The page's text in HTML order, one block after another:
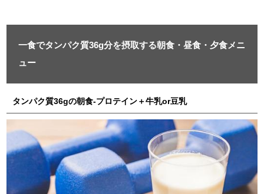
一食でタンパク質36g分を摂取する朝食・昼食・夕食メニ
ュー
タンパク質36gの朝食-プロテイン＋牛乳or豆乳